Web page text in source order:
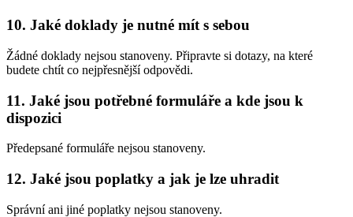
10. Jaké doklady je nutné mít s sebou
Žádné doklady nejsou stanoveny. Připravte si dotazy, na které
budete chtít co nejpřesnější odpovědi.
11. Jaké jsou potřebné formuláře a kde jsou k
dispozici
Předepsané formuláře nejsou stanoveny.
12. Jaké jsou poplatky a jak je lze uhradit
Správní ani jiné poplatky nejsou stanoveny.